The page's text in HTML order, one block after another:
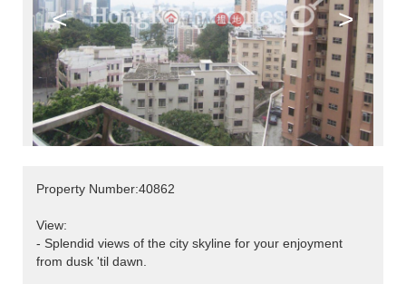
< >
Property Number:40862
View:
- Splendid views of the city skyline for your enjoyment
from dusk 'til dawn.